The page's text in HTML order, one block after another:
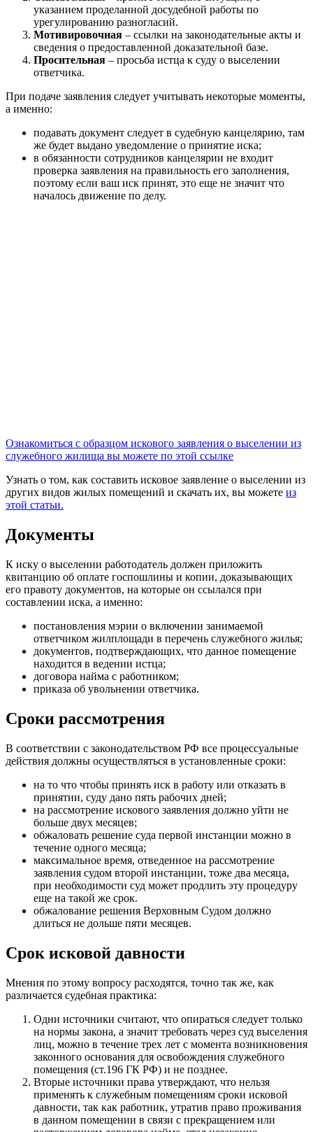
указанием проделанной досудебной работы по
урегулированию разногласий.
Мотивировочная – ссылки на законодательные акты и
сведения о предоставленной доказательной базе.
Просительная – просьба истца к суду о выселении
ответчика.
При подаче заявления следует учитывать некоторые моменты,
а именно:
подавать документ следует в судебную канцелярию, там
же будет выдано уведомление о принятие иска;
в обязанности сотрудников канцелярии не входит
проверка заявления на правильность его заполнения,
поэтому если ваш иск принят, это еще не значит что
началось движение по делу.
Ознакомиться с образцом искового заявления о выселении из
служебного жилища вы можете по этой ссылке
Узнать о том, как составить исковое заявление о выселении из
других видов жилых помещений и скачать их, вы можете из
этой статьи.
Документы
К иску о выселении работодатель должен приложить
квитанцию об оплате госпошлины и копии, доказывающих
его правоту документов, на которые он ссылался при
составлении иска, а именно:
постановления мэрии о включении занимаемой
ответчиком жилплощади в перечень служебного жилья;
документов, подтверждающих, что данное помещение
находится в ведении истца;
договора найма с работником;
приказа об увольнении ответчика.
Сроки рассмотрения
В соответствии с законодательством РФ все процессуальные
действия должны осуществляться в установленные сроки:
на то что чтобы принять иск в работу или отказать в
принятии, суду дано пять рабочих дней;
на рассмотрение искового заявления должно уйти не
больше двух месяцев;
обжаловать решение суда первой инстанции можно в
течение одного месяца;
максимальное время, отведенное на рассмотрение
заявления судом второй инстанции, тоже два месяца,
при необходимости суд может продлить эту процедуру
еще на такой же срок.
обжалование решения Верховным Судом должно
длиться не дольше пяти месяцев.
Срок исковой давности
Мнения по этому вопросу расходятся, точно так же, как
различается судебная практика:
Одни источники считают, что опираться следует только
на нормы закона, а значит требовать через суд выселения
лиц, можно в течение трех лет с момента возникновения
законного основания для освобождения служебного
помещения (ст.196 ГК РФ) и не позднее.
Вторые источники права утверждают, что нельзя
применять к служебным помещениям сроки исковой
давности, так как работник, утратив право проживания
в данном помещении в связи с прекращением или